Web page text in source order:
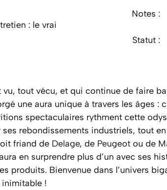
: le vrai
les mordus
Notes :
Statut :
tout vécu, et qui continue de faire
une aura unique à travers les âges :
spectaculaires rythment cette
rebondissements industriels, tout
friand de Delage, de Peugeot ou de
en surprendre plus d’un avec ses
produits. Bienvenue dans l’univers
!